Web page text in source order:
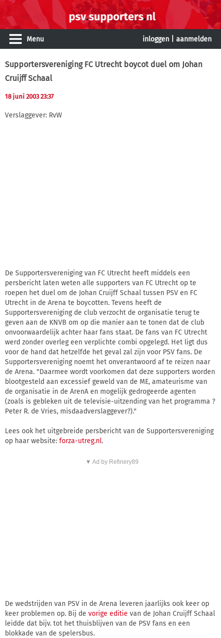
Menu inloggen aanmelden
Supportersvereniging FC Utrecht boycot duel om Johan
Cruijff Schaal
18 juni 2003 23:37
Verslaggever: RvW
De Supportersvereniging van FC Utrecht heeft middels een
persbericht laten weten alle supporters van FC Utrecht op te
roepen het duel om de Johan Cruijff Schaal tussen PSV en FC
Utrecht in de Arena te boycotten. Tevens heeft de
Supportersvereniging de club verzocht de organisatie terug te
geven aan de KNVB om op die manier aan te tonen dat de club
onvoorwaardelijk achter haar fans staat. De fans van FC Utrecht
werd zonder overleg een verplichte combi opgelegd. Het ligt dus
voor de hand dat hetzelfde het geval zal zijn voor PSV fans. De
Supportersvereniging noemt het onverantwoord af te reizen naar
de Arena. "Daarmee wordt voorkomen dat deze supporters worden
blootgesteld aan excessief geweld van de ME, amateurisme van
de organisatie in de ArenA en mogelijk gedrogeerde agenten
(zoals is gebleken uit de televisie-uitzending van het programma ?
Peter R. de Vries, misdaadverslaggever?)."
Lees ook het uitgebreide persbericht van de Supportersvereniging
op haar website: forza-utreg.nl.
▼ Ad by Refinery89
De wedstrijden van PSV in de Arena leveren jaarlijks ook keer op
keer problemen op. Bij de vorige editie van de Johan Cruijff Schaal
leidde dat bijv. tot het thuisblijven van de PSV fans en een
blokkade van de spelersbus.